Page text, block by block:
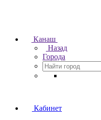
Канаш
Назад
Города
Кабинет